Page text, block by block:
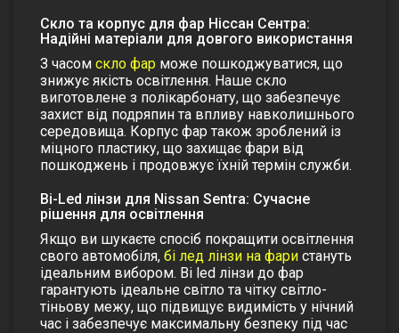
Скло та корпус для фар Ніссан Сентра:
Надійні матеріали для довгого використання
З часом скло фар може пошкоджуватися, що
знижує якість освітлення. Наше скло
виготовлене з полікарбонату, що забезпечує
захист від подряпин та впливу навколишнього
середовища. Корпус фар також зроблений із
міцного пластику, що захищає фари від
пошкоджень і продовжує їхній термін служби.
Bi-Led лінзи для Nissan Sentra: Сучасне
рішення для освітлення
Якщо ви шукаєте спосіб покращити освітлення
свого автомобіля, бі лед лінзи на фари стануть
ідеальним вибором. Bi led лінзи до фар
гарантують ідеальне світло та чітку світло-
тіньову межу, що підвищує видимість у нічний
час і забезпечує максимальну безпеку під час